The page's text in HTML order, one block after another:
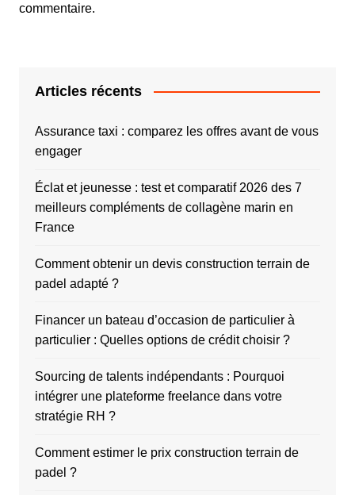
commentaire.
Articles récents
Assurance taxi : comparez les offres avant de vous
engager
Éclat et jeunesse : test et comparatif 2026 des 7
meilleurs compléments de collagène marin en
France
Comment obtenir un devis construction terrain de
padel adapté ?
Financer un bateau d’occasion de particulier à
particulier : Quelles options de crédit choisir ?
Sourcing de talents indépendants : Pourquoi
intégrer une plateforme freelance dans votre
stratégie RH ?
Comment estimer le prix construction terrain de
padel ?